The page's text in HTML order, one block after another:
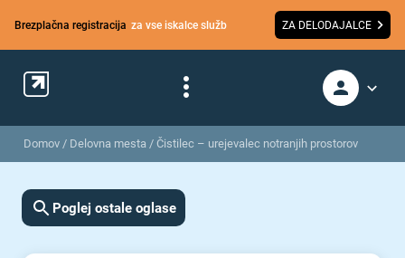
Brezplačna registracija za vse iskalce služb ZA DELODAJALCE
Domov / Delovna mesta / Čistilec – urejevalec notranjih prostorov
Poglej ostale oglase